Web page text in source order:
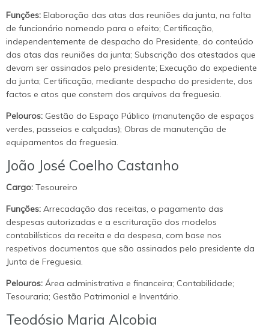
Funções: Elaboração das atas das reuniões da junta, na falta
de funcionário nomeado para o efeito; Certificação,
independentemente de despacho do Presidente, do conteúdo
das atas das reuniões da junta; Subscrição dos atestados que
devam ser assinados pelo presidente; Execução do expediente
da junta; Certificação, mediante despacho do presidente, dos
factos e atos que constem dos arquivos da freguesia.
Pelouros: Gestão do Espaço Público (manutenção de espaços
verdes, passeios e calçadas); Obras de manutenção de
equipamentos da freguesia.
João José Coelho Castanho
Cargo: Tesoureiro
Funções: Arrecadação das receitas, o pagamento das
despesas autorizadas e a escrituração dos modelos
contabilísticos da receita e da despesa, com base nos
respetivos documentos que são assinados pelo presidente da
Junta de Freguesia.
Pelouros: Área administrativa e financeira; Contabilidade;
Tesouraria; Gestão Patrimonial e Inventário.
Teodósio Maria Alcobia